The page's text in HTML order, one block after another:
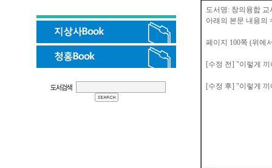
도서명: 창의융합
아래의 본문 내용의
페이지 100쪽 (위에
[수정 전] "이렇게
[수정 후] "이렇게